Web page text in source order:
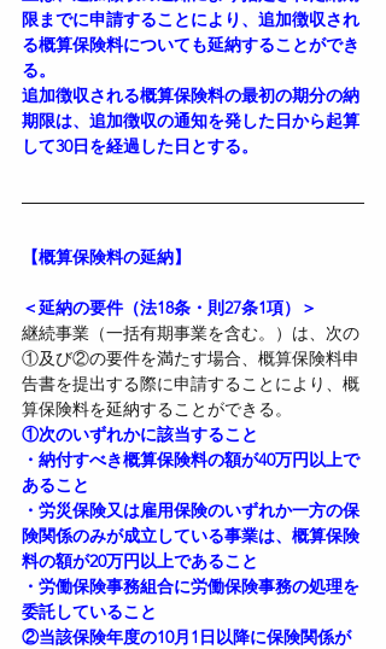
限までに申請することにより、追加徴収され
る概算保険料についても延納することができ
る。
追加徴収される概算保険料の最初の期分の納
期限は、追加徴収の通知を発した日から起算
して30日を経過した日とする。
【概算保険料の延納】
＜延納の要件（法18条・則27条1項）＞
継続事業（一括有期事業を含む。）は、次の
①及び②の要件を満たす場合、概算保険料申
告書を提出する際に申請することにより、概
算保険料を延納することができる。
①次のいずれかに該当すること
・納付すべき概算保険料の額が40万円以上で
あること
・労災保険又は雇用保険のいずれか一方の保
険関係のみが成立している事業は、概算保険
料の額が20万円以上であること
・労働保険事務組合に労働保険事務の処理を
委託していること
②当該保険年度の10月1日以降に保険関係が